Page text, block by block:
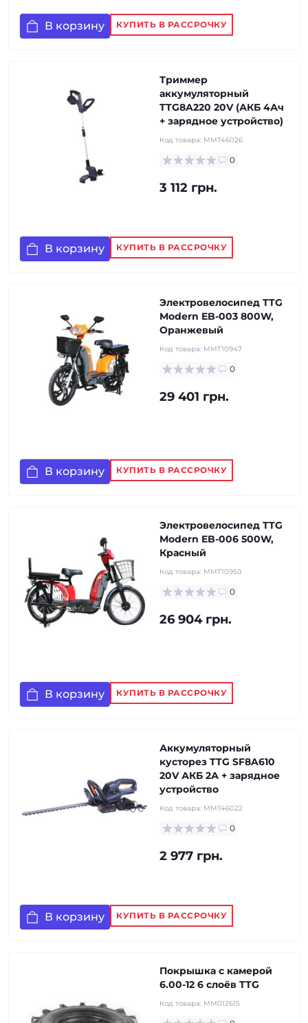
В корзину КУПИТЬ В РАССРОЧКУ
Триммер
аккумуляторный
TTG8A220 20V (АКБ 4Ач
+ зарядное устройство)
Код товара: MMT46026
0
3 112 грн.
В корзину КУПИТЬ В РАССРОЧКУ
Электровелосипед TTG
Modern EB-003 800W,
Оранжевый
Код товара: MMT10947
0
29 401 грн.
В корзину КУПИТЬ В РАССРОЧКУ
Электровелосипед TTG
Modern EB-006 500W,
Красный
Код товара: MMT10950
0
26 904 грн.
В корзину КУПИТЬ В РАССРОЧКУ
Аккумуляторный
кусторез TTG SF8A610
20V АКБ 2А + зарядное
устройство
Код товара: MMT46022
0
2 977 грн.
В корзину КУПИТЬ В РАССРОЧКУ
Покрышка с камерой
6.00-12 6 слоёв TTG
Код товара: MM012615